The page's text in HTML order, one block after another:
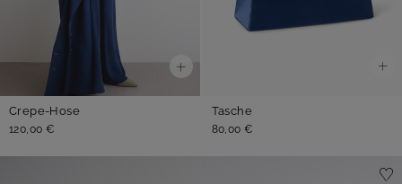
Crepe-Hose
120,00 €
Tasche
80,00 €